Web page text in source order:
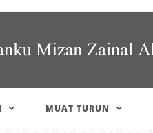
MUAT TURUN